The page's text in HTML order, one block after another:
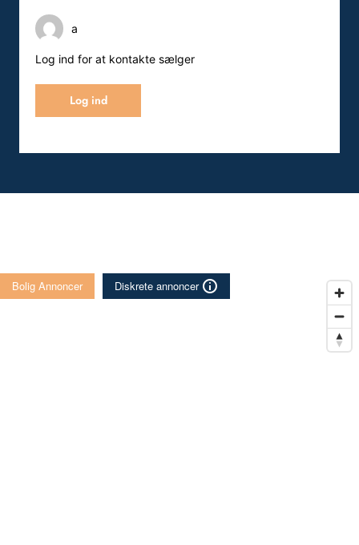
a
Log ind for at kontakte sælger
Log ind
Bolig Annoncer Diskrete annoncer